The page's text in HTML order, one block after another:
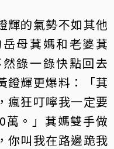
輝的氣勢不如其他
母萁媽和老婆萁
錄一錄快點回去
鐙輝更爆料：「萁
瘋狂叮嚀我一定要
萬。」萁媽雙手做
你叫我在路邊跪我